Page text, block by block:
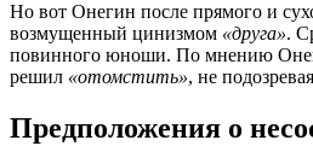
Но вот Онегин после прямого и
возмущенный цинизмом «друга».
повинного юноши. По мнению
решил «отомстить», не
Предположения о